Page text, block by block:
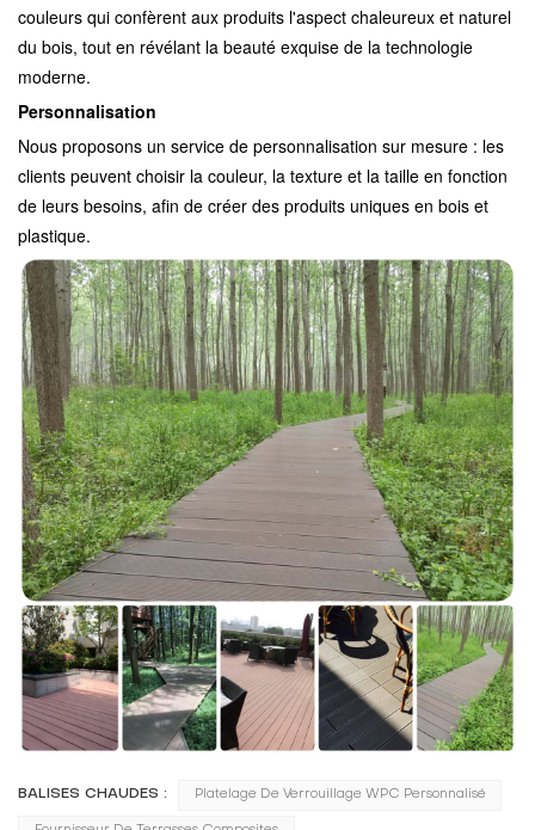
couleurs qui confèrent aux produits l'aspect chaleureux et naturel
du bois, tout en révélant la beauté exquise de la technologie
moderne.
Personnalisation
Nous proposons un service de personnalisation sur mesure : les
clients peuvent choisir la couleur, la texture et la taille en fonction
de leurs besoins, afin de créer des produits uniques en bois et
plastique.
BALISES CHAUDES : Platelage De Verrouillage WPC Personnalisé